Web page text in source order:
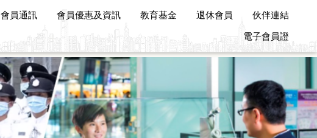
會員通訊 會員優惠及資訊 教育基金 退休會員 伙伴連結
電子會員證